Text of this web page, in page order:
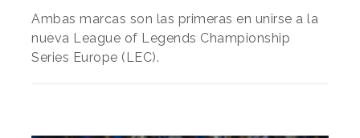
Ambas marcas son las primeras en unirse a la
nueva League of Legends Championship
Series Europe (LEC).